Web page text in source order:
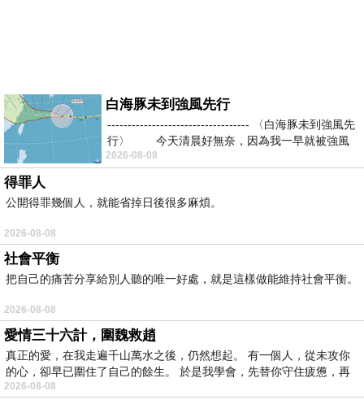
白海豚未到強風先行
----------------------------------- 〈白海豚未到強風先
行〉 今天清晨好無奈，因為我一早就被強風
2026-08-08
得罪人
公開得罪幾個人，就能省掉日後很多麻煩。
2026-08-08
社會平衡
把自己的痛苦分享給別人聽的唯一好處，就是這樣做能維持社會平衡。
2026-08-08
愛情三十六計，圍魏救趙
真正的愛，在我走遍千山萬水之後，仍然想起。 有一個人，從未攻你
的心，卻早已圍住了自己的餘生。 於是我學會，先替你守住疲憊，再
2026-08-08